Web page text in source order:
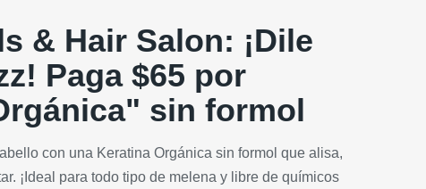
& Hair Salon: ¡Dile
Paga $65 por
sin formol
con una Keratina Orgánica sin formol que alisa,
¡Ideal para todo tipo de melena y libre de químicos